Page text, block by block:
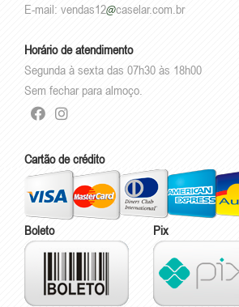
E-mail: vendas12 caselar.com.br
Horário de atendimento
Segunda à sexta das 07h30 às 18h00
Sem fechar para almoço.
Cartão de crédito
Boleto Pix